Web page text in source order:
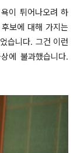
이 튀어나오려 하
보에 대해 가지는
습니다. 그건 이런
에 불과했습니다.